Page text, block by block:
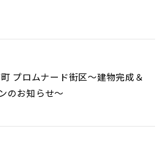
プロムナード街区～建物完成＆
のお知らせ～